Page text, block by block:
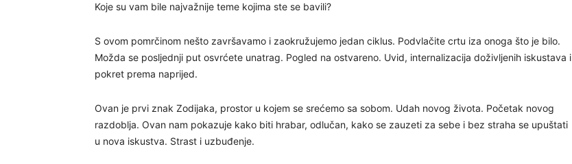
Koje su vam bile najvažnije teme kojima ste se bavili?
S ovom pomrčinom nešto završavamo i zaokružujemo jedan ciklus. Podvlačite crtu iza onoga što je bilo.
Možda se posljednji put osvrćete unatrag. Pogled na ostvareno. Uvid, internalizacija doživljenih iskustava i
pokret prema naprijed.
Ovan je prvi znak Zodijaka, prostor u kojem se srećemo sa sobom. Udah novog života. Početak novog
razdoblja. Ovan nam pokazuje kako biti hrabar, odlučan, kako se zauzeti za sebe i bez straha se upuštati
u nova iskustva. Strast i uzbuđenje.